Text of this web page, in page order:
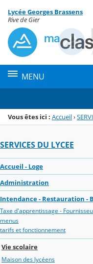
Menu de la rubrique
Contenu
Lycée Georges Brassens
Rive de Gier
MENU
Vous êtes ici : Accueil›
SERVICES DU LYCEE
Accueil - Loge
Administration
Intendance - Restauration -
Taxe d'apprentissage -
menus
tarifs et fonctionnement
Vie scolaire
Maison des lycéens